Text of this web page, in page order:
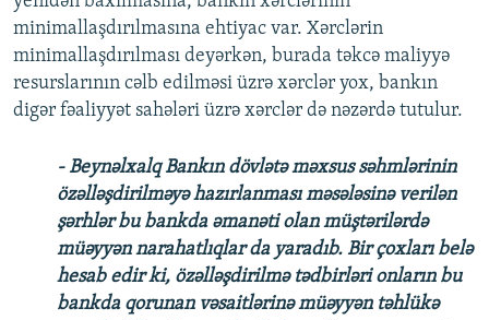
minimallaşdırılmasına ehtiyac var. Xərclərin
minimallaşdırılması deyərkən, burada təkcə maliyyə
resurslarının cəlb edilməsi üzrə xərclər yox, bankın
digər fəaliyyət sahələri üzrə xərclər də nəzərdə tutulur.
- Beynəlxalq Bankın dövlətə məxsus səhmlərinin
özəlləşdirilməyə hazırlanması məsələsinə verilən
şərhlər bu bankda əmanəti olan müştərilərdə
müəyyən narahatlıqlar da yaradıb. Bir çoxları belə
hesab edir ki, özəlləşdirilmə tədbirləri onların bu
bankda qorunan vəsaitlərinə müəyyən təhlükə